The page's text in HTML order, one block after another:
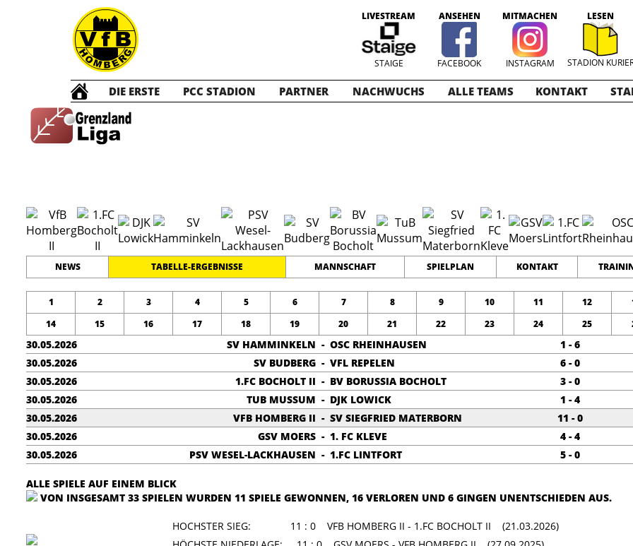
LIVESTREAM
STAIGE
ANSEHEN
FACEBOOK
MITMACHEN
INSTAGRAM
LESEN
STADION
DIE ERSTE PCC STADION PARTNER NACHWUCHS ALLE TEAMS KONTAKT
NEWS TABELLE-ERGEBNISSE MANNSCHAFT SPIELPLAN KONTAKT
1 2 3 4 5 6 7 8 9 10 11 12
14
15 16 17 18 19 20 21 22 23 24 25
30.05.2026 SV HAMMINKELN - OSC RHEINHAUSEN
1 - 6
30.05.2026
SV BUDBERG - VFL REPELEN
6 - 0
30.05.2026
1.FC BOCHOLT II - BV BORUSSIA BOCHOLT
3 - 0
30.05.2026
TUB MUSSUM - DJK LOWICK
1 - 4
30.05.2026
VFB HOMBERG II - SV SIEGFRIED MATERBORN
11 - 0
30.05.2026
GSV MOERS - 1. FC KLEVE
4 - 4
30.05.2026
PSV WESEL-LACKHAUSEN - 1.FC LINTFORT 5 - 0
ALLE SPIELE AUF EINEM BLICK
VON INSGESAMT 33 SPIELEN WURDEN 11 SPIELE GEWONNEN, 16 VERLOREN UND 6 GINGEN UNENTSCHIEDEN AUS.
HOCHSTER SIEG: 11 : 0 VFB HOMBERG II - 1.FC BOCHOLT II (21.03.2026)